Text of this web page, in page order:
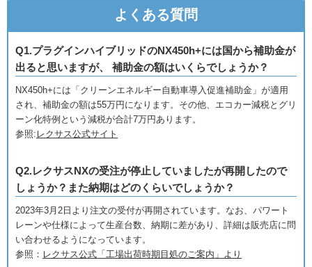
よくある質問
Q1.プラグインハイブリッドのNX450h+には国から補助金が
出ると思いますが、 補助金の額はいくらでしょうか？
NX450h+には「クリーンエネルギー自動車導入促進補助金」が適用
され、補助金の額は55万円になります。その他、エコカー減税とグリ
ーン化特例という減税が合計7万円あります。
参照: レクサス公式サイト
Q2.レクサスNXの受注が停止していましたが再開したので
しょうか？また納期はどのくらいでしょうか？
2023年3月2日より注文の受付が再開されています。なお、パワート
レーンや仕様によって生産台数、納期に差があり、詳細は販売店に問
い合わせるようになっています。
参照： レクサス公式「工場出荷時期目処のご案内」より